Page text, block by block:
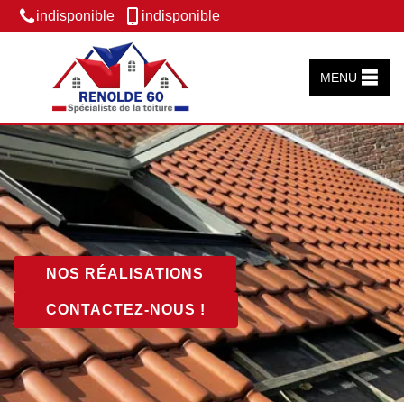
indisponible indisponible
MENU
NOS RÉALISATIONS
CONTACTEZ-NOUS !